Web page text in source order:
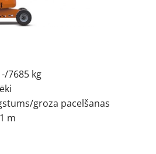
7685 kg
groza pacelšanas
m